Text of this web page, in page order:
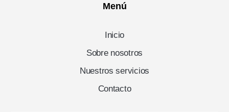
Menú
Inicio
Sobre nosotros
Nuestros servicios
Contacto